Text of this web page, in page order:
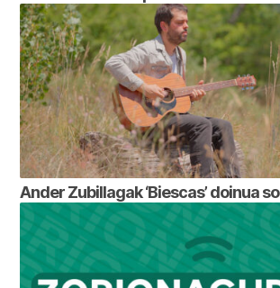
Ander Zubillagak ‘Biescas’ doinua